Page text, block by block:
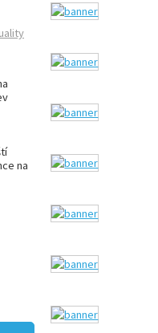
na